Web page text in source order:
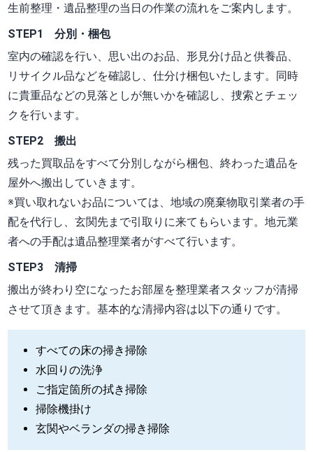
生前整理・遺品整理の当日の作業の流れをご案内します。
STEP1 分別・梱包
室内の確認を行い、思い出のお品、形見分け品と供養品、
リサイクル品などを確認し、仕分け梱包いたします。同時
に貴重品などの見落としが無いかを確認し、捜索とチェッ
クを行います。
STEP2 搬出
残った買取品をすべて分別しながら梱包、終わった遺品を
屋外へ搬出していきます。
※買い取れないお品については、地域の廃棄物取引業者の手
配を代行し、玄関先まで引取りに来てもらいます。地元業
者への手配は遺品整理業者がすべて行います。
STEP3 清掃
搬出が終わり空になったお部屋を整理業者スタッフが清掃
させて頂きます。基本的な清掃内容は以下の通りです。
すべての床の掃き掃除
水回りの洗浄
ご指定箇所の拭き掃除
掃除機掛け
玄関やベランダの掃き掃除